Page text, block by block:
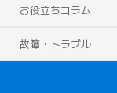
お役立ちコラム
故障・トラブル